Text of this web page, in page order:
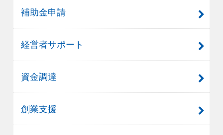
補助金申請
経営者サポート
資金調達
創業支援